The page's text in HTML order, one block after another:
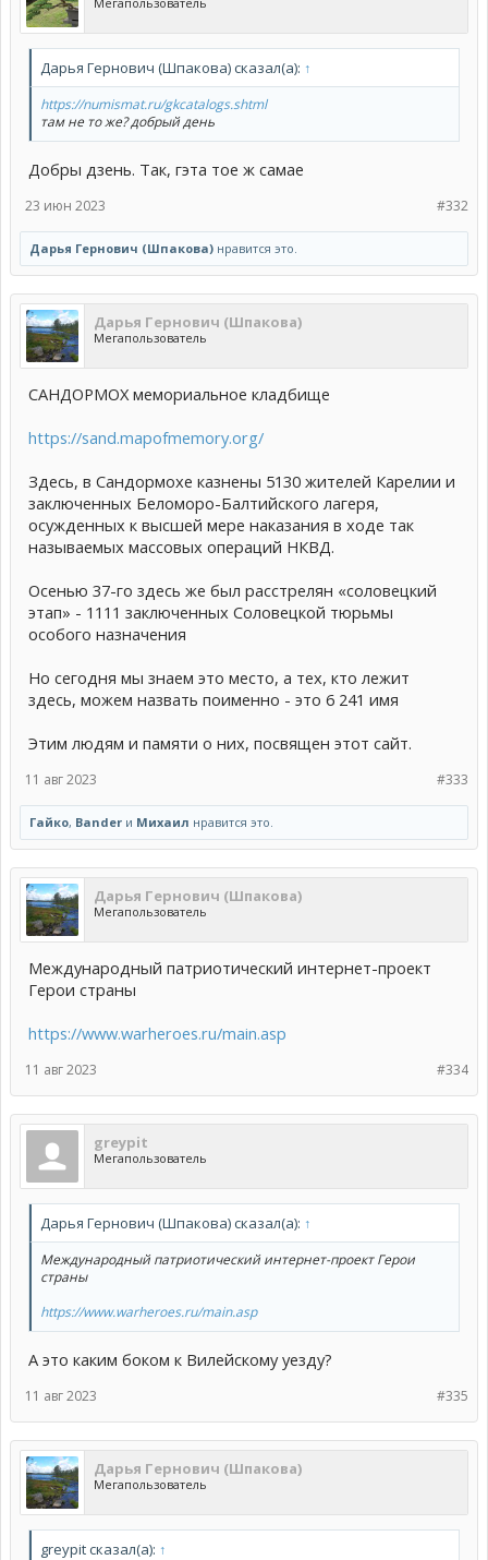
з адным прозвішчам, а ў прозвішчы яго роднага брата напісалі
другую літару ў сярэдзіне, але і ў аднаго і ў другога яны
Дарья Гернович (Шпакова) сказал(а): ↑
https://numismat.ru/gkcatalogs.shtml
там не то же? добрый день
Добры дзень. Так, гэта тое ж самае
#332
23 июн 2023
Дарья Гернович (Шпакова) нравится это.
Дарья Гернович (Шпакова)
Мегапользователь
САНДОРМОХ мемориальное кладбище
https://sand.mapofmemory.org/
Здесь, в Сандормохе казнены 5130 жителей Карелии и
заключенных Беломоро-Балтийского лагеря,
осужденных к высшей мере наказания в ходе так
называемых массовых операций НКВД.
Осенью 37-го здесь же был расстрелян «соловецкий
этап» - 1111 заключенных Соловецкой тюрьмы
особого назначения
Но сегодня мы знаем это место, а тех, кто лежит
здесь, можем назвать поименно - это 6 241 имя
Этим людям и памяти о них, посвящен этот сайт.
#333
11 авг 2023
Гайко, Bander и Михаил нравится это.
Дарья Гернович (Шпакова)
Мегапользователь
Международный патриотический интернет-проект
Герои страны
https://www.warheroes.ru/main.asp
#334
11 авг 2023
greypit
Мегапользователь
Дарья Гернович (Шпакова) сказал(а): ↑
Международный патриотический интернет-проект Герои
страны
https://www.warheroes.ru/main.asp
А это каким боком к Вилейскому уезду?
#335
11 авг 2023
Дарья Гернович (Шпакова)
Мегапользователь
greypit сказал(а): ↑